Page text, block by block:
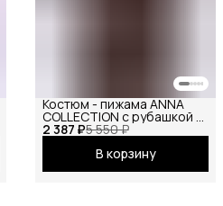
2 387 ₽5 550 ₽
Костюм - пижама ANNA
COLLECTION с рубашкой и
шортами на резинке, из
муслина (100% хлопок), от
маленьких до больших
В корзину